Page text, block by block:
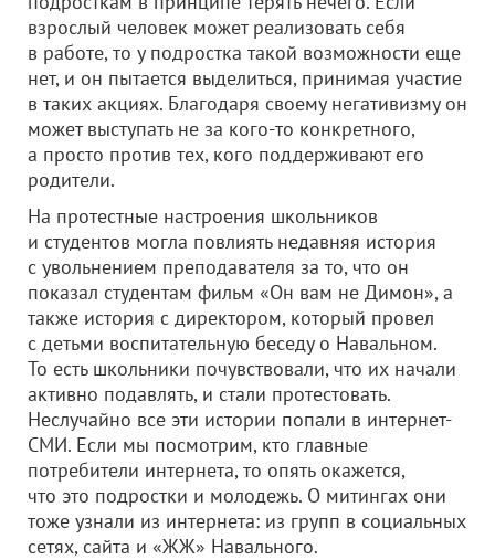
взрослый человек может реализовать себя
в работе, то у подростка такой возможности еще
нет, и он пытается выделиться, принимая участие
в таких акциях. Благодаря своему негативизму он
может выступать не за кого-то конкретного,
а просто против тех, кого поддерживают его
родители.
На протестные настроения школьников
и студентов могла повлиять недавняя история
с увольнением преподавателя за то, что он
показал студентам фильм «Он вам не Димон», а
также история с директором, который провел
с детьми воспитательную беседу о Навальном.
То есть школьники почувствовали, что их начали
активно подавлять, и стали протестовать.
Неслучайно все эти истории попали в интернет-
СМИ. Если мы посмотрим, кто главные
потребители интернета, то опять окажется,
что это подростки и молодежь. О митингах они
тоже узнали из интернета: из групп в социальных
сетях, сайта и «ЖЖ» Навального.